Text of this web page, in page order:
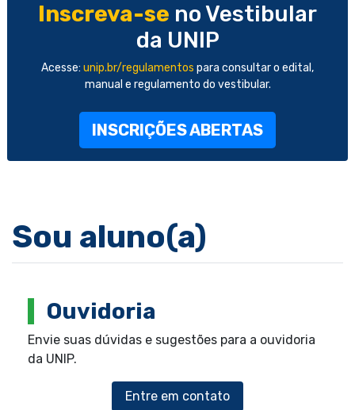
Inscreva-se no Vestibular
da UNIP
Acesse: unip.br/regulamentos para consultar o edital,
manual e regulamento do vestibular.
INSCRIÇÕES ABERTAS
Sou aluno(a)
Ouvidoria
Envie suas dúvidas e sugestões para a ouvidoria
da UNIP.
Entre em contato